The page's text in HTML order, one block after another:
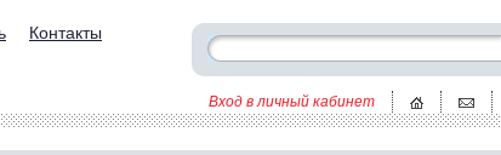
Контакты
Вход в личный кабинет